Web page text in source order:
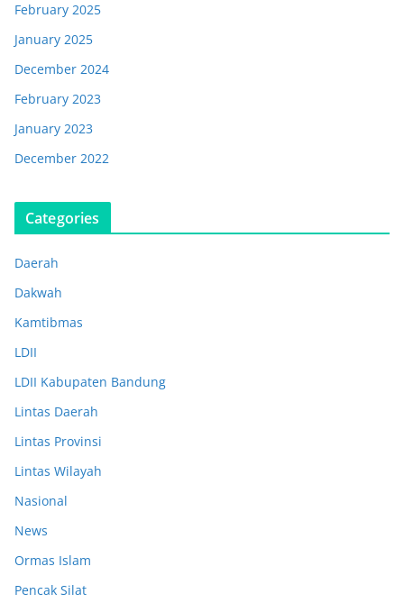
February 2025
January 2025
December 2024
February 2023
January 2023
December 2022
Categories
Daerah
Dakwah
Kamtibmas
LDII
LDII Kabupaten Bandung
Lintas Daerah
Lintas Provinsi
Lintas Wilayah
Nasional
News
Ormas Islam
Pencak Silat